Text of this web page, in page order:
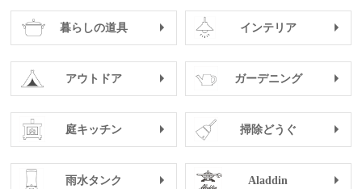
暮らしの道具 インテリア
アウトドア ガーデニング
庭キッチン 掃除どうぐ
雨水タンク Aladdin